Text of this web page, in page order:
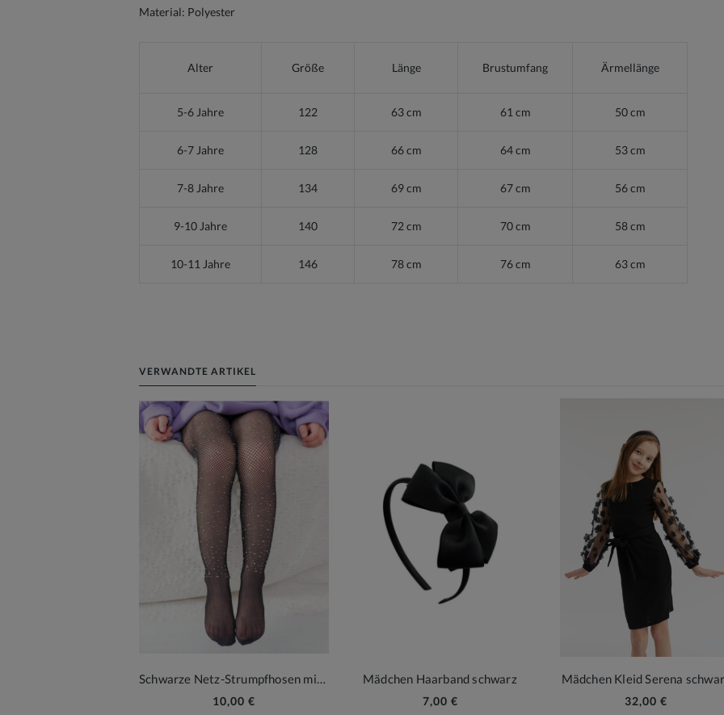
Material: Polyester
Alter Größe Länge Brustumfang Ärmellänge
5-6 Jahre 122 63 cm 61 cm 50 cm
6-7 Jahre 128 66 cm 64 cm 53 cm
7-8 Jahre 134 69 cm 67 cm 56 cm
9-10 Jahre 140 72 cm 70 cm 58 cm
10-11 Jahre 146 78 cm 76 cm 63 cm
VERWANDTE ARTIKEL
10,00 €
Mädchen Haarband schwarz
7,00 €
Mädchen Kleid Serena
32,00 €